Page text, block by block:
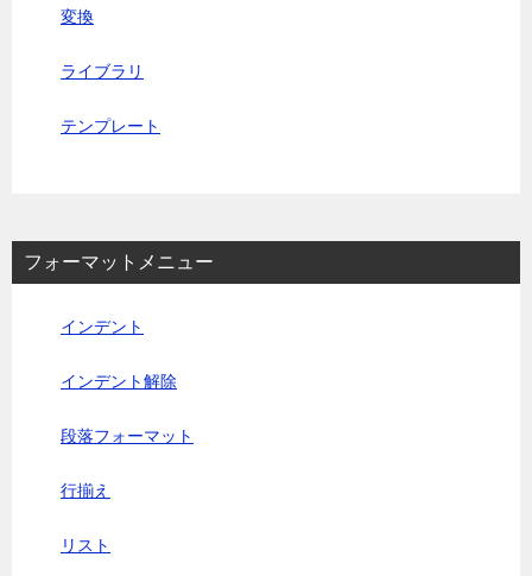
変換
ライブラリ
テンプレート
フォーマットメニュー
インデント
インデント解除
段落フォーマット
行揃え
リスト